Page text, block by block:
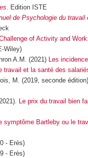
. Edition ISTE
de Psychologie du travail
of Activity and
Wiley)
A.M. (2021) Les
travail et la santé des
M. (2019, seconde
Le prix du travail bien
symptôme Bartleby ou le
- Erès)
- Erès)